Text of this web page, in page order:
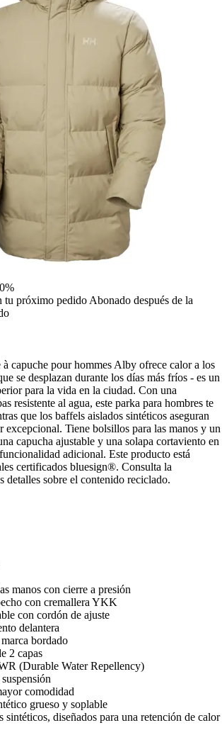
tu próximo pedidoAbonado después de la
capuche pour hommes Alby ofrece calor a los
se desplazan durante los días más fríos - es un
para la vida en la ciudad. Con una
resistente al agua, este parka para hombres te
que los baffels aislados sintéticos aseguran
excepcional. Tiene bolsillos para las manos y un
capucha ajustable y una solapa cortaviento en
adicional. Este producto está
certificados bluesign®. Consulta la
detalles sobre el contenido reciclado.
manos con cierre a presión
con cremallera YKK
con cordón de ajuste
delantera
bordado
2 capas
(Durable Water Repellency)
comodidad
grueso y soplable
sintéticos, diseñados para una retención de calor